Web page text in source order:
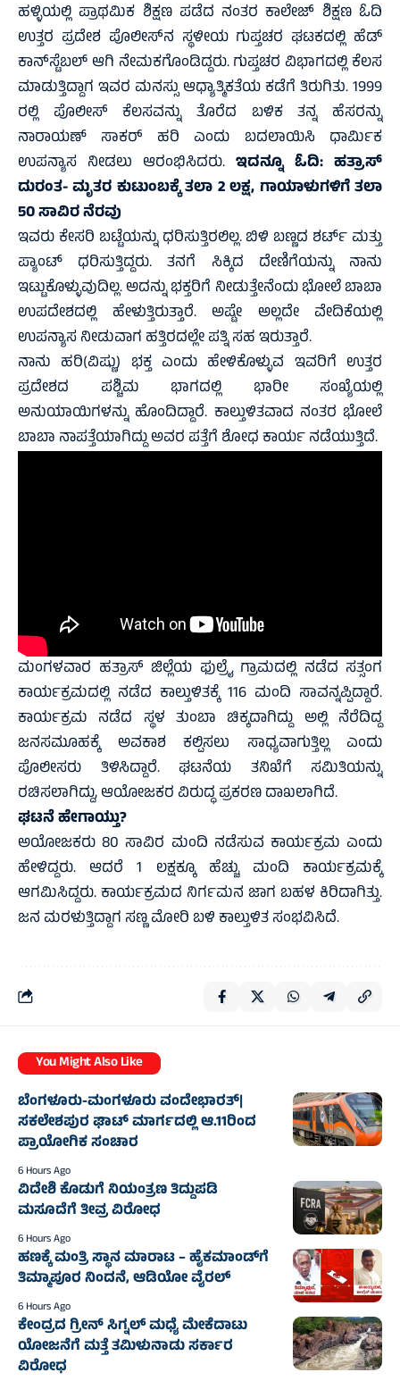
ಹಳ್ಳಿಯಲ್ಲಿ ಪ್ರಾಥಮಿಕ ಶಿಕ್ಷಣ ಪಡೆದ ನಂತರ ಕಾಲೇಜ್‌ ಶಿಕ್ಷಣ ಓದಿ
ಉತ್ತರ ಪ್ರದೇಶ ಪೊಲೀಸ್‌ನ ಸ್ಥಳೀಯ ಗುಪ್ತಚರ ಘಟಕದಲ್ಲಿ ಹೆಡ್
ಕಾನ್‌ಸ್ಟೆಬಲ್ ಆಗಿ ನೇಮಕಗೊಂಡಿದ್ದರು. ಗುಪ್ತಚರ ವಿಭಾಗದಲ್ಲಿ ಕೆಲಸ
ಮಾಡುತ್ತಿದ್ದಾಗ ಇವರ ಮನಸ್ಸು ಆಧ್ಯಾತ್ಮಿಕತೆಯ ಕಡೆಗೆ ತಿರುಗಿತು. 1999
ರಲ್ಲಿ ಪೊಲೀಸ್ ಕೆಲಸವನ್ನು ತೊರೆದ ಬಳಿಕ ತನ್ನ ಹೆಸರನ್ನು
ನಾರಾಯಣ್ ಸಾಕರ್ ಹರಿ ಎಂದು ಬದಲಾಯಿಸಿ ಧಾರ್ಮಿಕ
ಉಪನ್ಯಾಸ ನೀಡಲು ಆರಂಭಿಸಿದರು. ಇದನ್ನೂ ಓದಿ: ಹತ್ರಾಸ್‌
ದುರಂತ- ಮೃತರ ಕುಟುಂಬಕ್ಕೆ ತಲಾ 2 ಲಕ್ಷ, ಗಾಯಾಳುಗಳಿಗೆ ತಲಾ
50 ಸಾವಿರ ನೆರವು
ಇವರು ಕೇಸರಿ ಬಟ್ಟೆಯನ್ನು ಧರಿಸುತ್ತಿರಲಿಲ್ಲ. ಬಿಳಿ ಬಣ್ಣದ ಶರ್ಟ್‌ ಮತ್ತು
ಪ್ಯಾಂಟ್‌ ಧರಿಸುತ್ತಿದ್ದರು. ತನಗೆ ಸಿಕ್ಕಿದ ದೇಣಿಗೆಯನ್ನು ನಾನು
ಇಟ್ಟುಕೊಳ್ಳುವುದಿಲ್ಲ. ಅದನ್ನು ಭಕ್ತರಿಗೆ ನೀಡುತ್ತೇನೆಂದು ಭೋಲೆ ಬಾಬಾ
ಉಪದೇಶದಲ್ಲಿ ಹೇಳುತ್ತಿರುತ್ತಾರೆ. ಅಷ್ಟೇ ಅಲ್ಲದೇ ವೇದಿಕೆಯಲ್ಲಿ
ಉಪನ್ಯಾಸ ನೀಡುವಾಗ ಹತ್ತಿರದಲ್ಲೇ ಪತ್ನಿ ಸಹ ಇರುತ್ತಾರೆ.
ನಾನು ಹರಿ(ವಿಷ್ಣು) ಭಕ್ತ ಎಂದು ಹೇಳಿಕೊಳ್ಳುವ ಇವರಿಗೆ ಉತ್ತರ
ಪ್ರದೇಶದ ಪಶ್ಚಿಮ ಭಾಗದಲ್ಲಿ ಭಾರೀ ಸಂಖ್ಯೆಯಲ್ಲಿ
ಅನುಯಾಯಿಗಳನ್ನು ಹೊಂದಿದ್ದಾರೆ. ಕಾಲ್ತುಳಿತವಾದ ನಂತರ ಭೋಲೆ
ಬಾಬಾ ನಾಪತ್ತೆಯಾಗಿದ್ದು ಅವರ ಪತ್ತೆಗೆ ಶೋಧ ಕಾರ್ಯ ನಡೆಯುತ್ತಿದೆ.
ಮಂಗಳವಾರ ಹತ್ರಾಸ್ ಜಿಲ್ಲೆಯ ಫುಲ್ರೈ ಗ್ರಾಮದಲ್ಲಿ ನಡೆದ ಸತ್ಸಂಗ
ಕಾರ್ಯಕ್ರಮದಲ್ಲಿ ನಡೆದ ಕಾಲ್ತುಳಿತಕ್ಕೆ 116 ಮಂದಿ ಸಾವನ್ನಪ್ಪಿದ್ದಾರೆ.
ಕಾರ್ಯಕ್ರಮ ನಡೆದ ಸ್ಥಳ ತುಂಬಾ ಚಿಕ್ಕದಾಗಿದ್ದು ಅಲ್ಲಿ ನೆರೆದಿದ್ದ
ಜನಸಮೂಹಕ್ಕೆ ಅವಕಾಶ ಕಲ್ಪಿಸಲು ಸಾಧ್ಯವಾಗುತ್ತಿಲ್ಲ ಎಂದು
ಪೊಲೀಸರು ತಿಳಿಸಿದ್ದಾರೆ. ಘಟನೆಯ ತನಿಖೆಗೆ ಸಮಿತಿಯನ್ನು
ರಚಿಸಲಾಗಿದ್ದು, ಆಯೋಜಕರ ವಿರುದ್ಧ ಪ್ರಕರಣ ದಾಖಲಾಗಿದೆ.
ಘಟನೆ ಹೇಗಾಯ್ತು?
ಅಯೋಜಕರು 80 ಸಾವಿರ ಮಂದಿ ನಡೆಸುವ ಕಾರ್ಯಕ್ರಮ ಎಂದು
ಹೇಳಿದ್ದರು. ಆದರೆ 1 ಲಕ್ಷಕ್ಕೂ ಹೆಚ್ಚು ಮಂದಿ ಕಾರ್ಯಕ್ರಮಕ್ಕೆ
ಆಗಮಿಸಿದ್ದರು. ಕಾರ್ಯಕ್ರಮದ ನಿರ್ಗಮನ ಜಾಗ ಬಹಳ ಕಿರಿದಾಗಿತ್ತು.
ಜನ ಮರಳುತ್ತಿದ್ದಾಗ ಸಣ್ಣ ಮೋರಿ ಬಳಿ ಕಾಲ್ತುಳಿತ ಸಂಭವಿಸಿದೆ.
You Might Also Like
ಬೆಂಗಳೂರು-ಮಂಗಳೂರು ವಂದೇಭಾರತ್‌|
ಸಕಲೇಶಪುರ ಘಾಟ್ ಮಾರ್ಗದಲ್ಲಿ ಆ.11ರಿಂದ
ಪ್ರಾಯೋಗಿಕ ಸಂಚಾರ
6 Hours Ago
ವಿದೇಶಿ ಕೊಡುಗೆ ನಿಯಂತ್ರಣ ತಿದ್ದುಪಡಿ
ಮಸೂದೆಗೆ ತೀವ್ರ ವಿರೋಧ
6 Hours Ago
ಹಣಕ್ಕೆ ಮಂತ್ರಿ ಸ್ಥಾನ ಮಾರಾಟ – ಹೈಕಮಾಂಡ್‌ಗೆ
ತಿಮ್ಮಾಪೂರ ನಿಂದನೆ, ಆಡಿಯೋ ವೈರಲ್
6 Hours Ago
ಕೇಂದ್ರದ ಗ್ರೀನ್ ಸಿಗ್ನಲ್ ಮಧ್ಯೆ ಮೇಕೆದಾಟು
ಯೋಜನೆಗೆ ಮತ್ತೆ ತಮಿಳುನಾಡು ಸರ್ಕಾರ
ವಿರೋಧ